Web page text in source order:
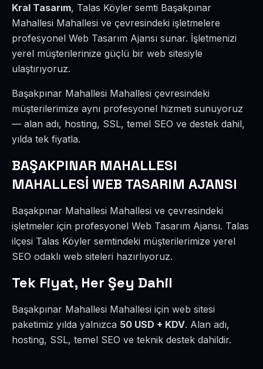
Kral Tasarım, Talas Köyler semti Başakpınar
Mahallesi Mahallesi ve çevresindeki işletmelere
profesyonel Web Tasarım Ajansı sunar. İşletmenizi
yerel müşterilerinize güçlü bir web sitesiyle
ulaştırıyoruz.
Başakpınar Mahallesi Mahallesi çevresindeki
müşterilerimize aynı profesyonel hizmeti sunuyoruz
— alan adı, hosting, SSL, temel SEO ve destek dahil,
yılda tek fiyatla.
BAŞAKPINAR MAHALLESI
MAHALLESİ WEB TASARIM AJANSI
Başakpınar Mahallesi Mahallesi ve çevresindeki
işletmeler için profesyonel Web Tasarım Ajansı. Talas
ilçesi Talas Köyler semtindeki müşterilerimize yerel
SEO odaklı web siteleri hazırlıyoruz.
Tek Fiyat, Her Şey Dahil
Başakpınar Mahallesi Mahallesi için web sitesi
paketimiz yılda yalnızca 50 USD + KDV. Alan adı,
hosting, SSL, temel SEO ve teknik destek dahildir.